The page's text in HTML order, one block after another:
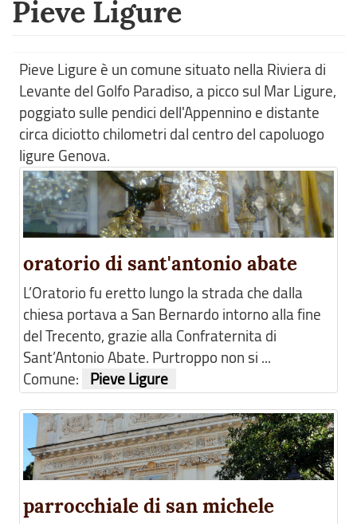
Pieve Ligure
Pieve Ligure è un comune situato nella Riviera di
Levante del Golfo Paradiso, a picco sul Mar Ligure,
poggiato sulle pendici dell'Appennino e distante
circa diciotto chilometri dal centro del capoluogo
ligure Genova.
oratorio di sant'antonio abate
L’Oratorio fu eretto lungo la strada che dalla
chiesa portava a San Bernardo intorno alla fine
del Trecento, grazie alla Confraternita di
Sant’Antonio Abate. Purtroppo non si ...
Comune:
Pieve Ligure
parrocchiale di san michele